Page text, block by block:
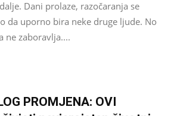
Dani prolaze, razočaranja se
da uporno bira neke druge ljude. No
ne zaboravlja....
PROMJENA: OVI